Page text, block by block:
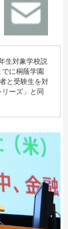
生対象学校説
に桐蔭学園
と受験生を対
ーズ」と同